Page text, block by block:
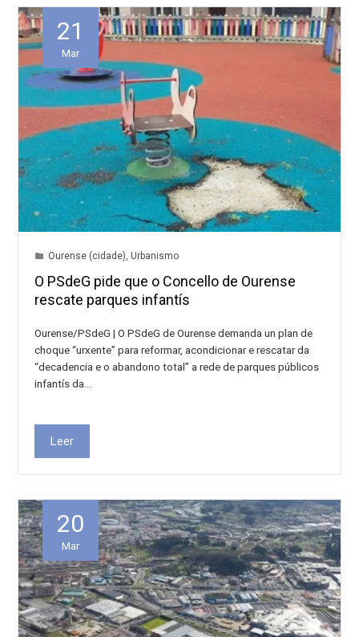
21
Mar
Ourense (cidade), Urbanismo
O PSdeG pide que o Concello de Ourense
rescate parques infantís
Ourense/PSdeG | O PSdeG de Ourense demanda un plan de
choque “urxente” para reformar, acondicionar e rescatar da
“decadencia e o abandono total” a rede de parques públicos
infantís da…
Leer
20
Mar